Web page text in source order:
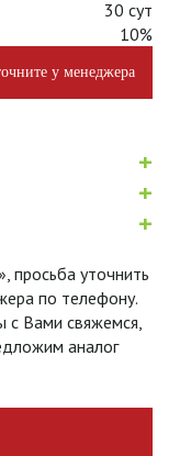
30 сут
10%
у менеджера
+
+
+
просьба уточнить
по телефону.
с Вами свяжемся,
аналог